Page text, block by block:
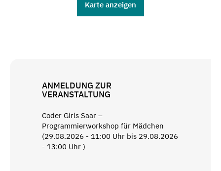
Karte anzeigen
ANMELDUNG ZUR
VERANSTALTUNG
Coder Girls Saar –
Programmierworkshop für Mädchen
(29.08.2026 - 11:00 Uhr bis 29.08.2026
- 13:00 Uhr )